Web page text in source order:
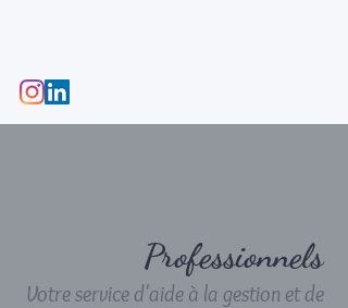
Professionnels
Votre service d'aide à la gestion et de